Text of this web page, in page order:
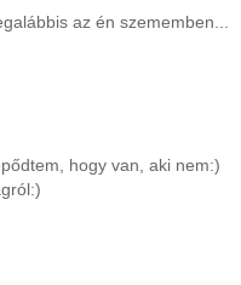
az én szememben...
hogy van, aki nem:)